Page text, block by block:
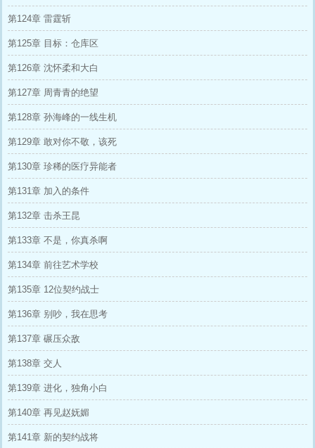
第124章 雷霆斩
第125章 目标：仓库区
第126章 沈怀柔和大白
第127章 周青青的绝望
第128章 孙海峰的一线生机
第129章 敢对你不敬，该死
第130章 珍稀的医疗异能者
第131章 加入的条件
第132章 击杀王昆
第133章 不是，你真杀啊
第134章 前往艺术学校
第135章 12位契约战士
第136章 别吵，我在思考
第137章 碾压众敌
第138章 交人
第139章 进化，独角小白
第140章 再见赵妩媚
第141章 新的契约战将